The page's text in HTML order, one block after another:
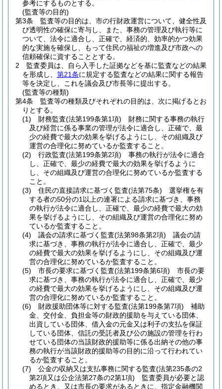
参考にするものとする。
(監査等の目的)
第3条
監査等の目的は、市の行財政運営について、健全性及
び透明性の確保に寄与し、また、事務の管理及び執行等に
ついて、法令に適合し、正確で、経済的、効率的かつ効果
的な実施を確保し、もって住民の福祉の増進及び市政への
信頼確保に資することとする。
2
監査委員は、自ら入手した証拠などを基に監査などの結果
を形成し、 第21条に規定する監査などの結果に関する報告
等を決定し、これを議会及び市長等に提出する。
(監査等の種類)
第4条
監査等の種類及びそれぞれの目的は、次に掲げるとお
りとする。
(1)
財務監査(法第199条第1項) 財務に関する事務の執行
及び経営に係る事業の管理が法令に適合し、正確で、最
少の経費で最大の効果を挙げるようにし、その組織及び
運営の合理化に努めているか監査すること。
(2)
行政監査(法第199条第2項) 事務の執行が法令に適合
し、正確で、最少の経費で最大の効果を挙げるように
し、その組織及び運営の合理化に努めているか監査する
こと。
(3)
住民の直接請求に基づく監査(法第75条) 選挙権を有
する者の50分の1以上の連署による請求に基づき、事務
の執行が法令に適合し、正確で、最少の経費で最大の効
果を挙げるようにし、その組織及び運営の合理化に努め
ているか監査すること。
(4)
議会の請求に基づく監査(法第98条第2項) 議会の請
求に基づき、事務の執行が法令に適合し、正確で、最少
の経費で最大の効果を挙げるようにし、その組織及び運
営の合理化に努めているか監査すること。
(5)
市長の要求に基づく監査(法第199条第6項) 市長の要
求に基づき、事務の執行が法令に適合し、正確で、最少
の経費で最大の効果を挙げるようにし、その組織及び運
営の合理化に努めているか監査すること。
(6)
財政援助団体等に対する監査(法第199条第7項) 補助
金、交付金、負担金等の財政的援助を与えている団体、
出資している団体、借入金の元金又は利子の支払を保証
している団体、信託の受託者及び公の施設の管理を行わ
せている団体の当該財政的援助等に係る出納その他の事
務の執行が当該財政的援助等の目的に沿って行われてい
るか監査すること。
(7)
公金の収納又は支払事務に関する監査(法第235条の2
第2項又は公企法第27条の2第1項) 監査委員が必要と認
めるとき、又は市長の要求があるときに、指定金融機関